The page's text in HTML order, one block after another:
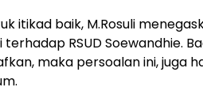
itikad baik, M.Rosuli
terhadap RSUD Soewandhie.
maka persoalan ini, juga